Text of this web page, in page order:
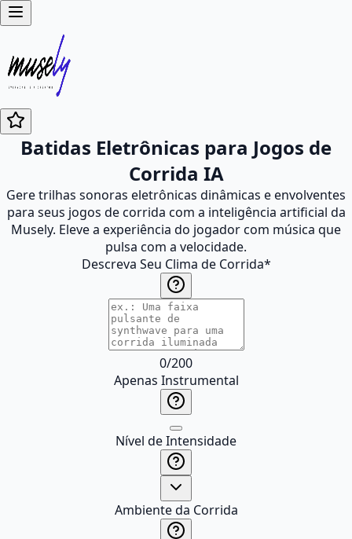
Batidas Eletrônicas para Jogos de
Corrida IA
Gere trilhas sonoras eletrônicas dinâmicas e envolventes
para seus jogos de corrida com a inteligência artificial da
Musely. Eleve a experiência do jogador com música que
pulsa com a velocidade.
Descreva Seu Clima de Corrida*
0/200
Apenas Instrumental
Nível de Intensidade
Ambiente da Corrida